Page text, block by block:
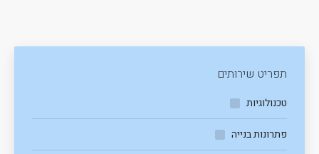
תפריט שירותים
טכנולוגיות
פתרונות בנייה